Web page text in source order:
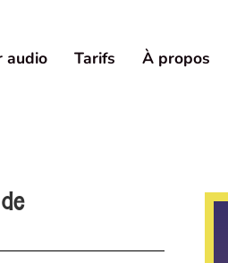
audio Tarifs À propos